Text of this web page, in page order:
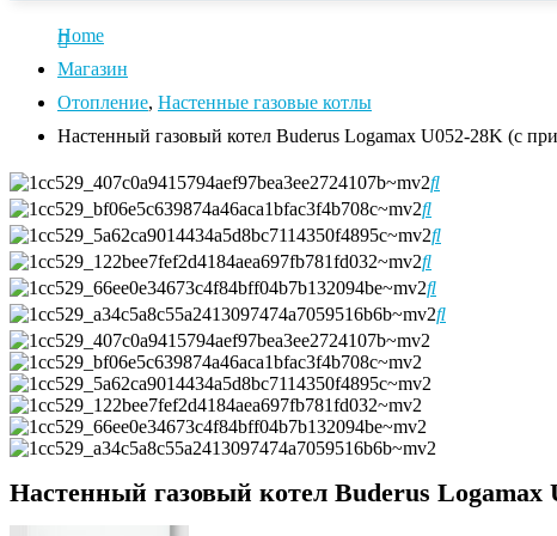
Home
Магазин
Отопление, Настенные газовые котлы
Настенный газовый котел Buderus Logamax U052-28K (с
Настенный газовый котел Buderus Logamax